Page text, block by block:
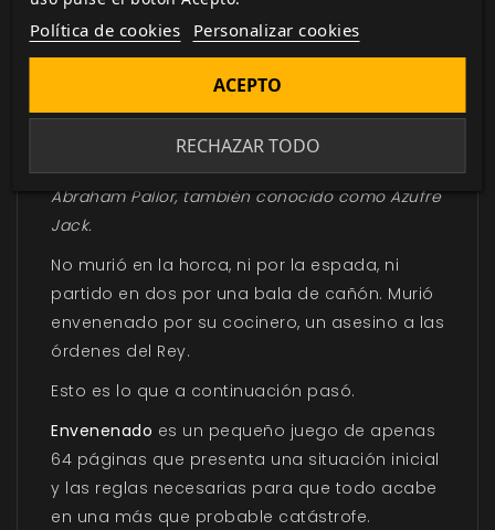
Ambos juegos se presentan en una única
caja de tamaño A6 (cuarto de folio).
En este año de nuestro Señor de 1701 terminó la
Abraham Pallor, también conocido como Azufre
Jack.
No murió en la horca, ni por la espada, ni
partido en dos por una bala de cañón. Murió
envenenado por su cocinero, un asesino a las
órdenes del Rey.
Esto es lo que a continuación pasó.
Envenenado es un pequeño juego de apenas
64 páginas que presenta una situación inicial
y las reglas necesarias para que todo acabe
en una más que probable catástrofe.
Política de cookies Personalizar cookies
RECHAZAR TODO
ACEPTO